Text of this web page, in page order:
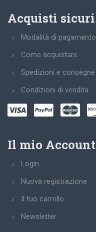
Acquisti sicuri
Modalità di pagamento
Come acquistare
Spedizioni e consegne
Condizioni di vendita
Il mio Account
Login
Nuova registrazione
Il tuo carrello
Newsletter